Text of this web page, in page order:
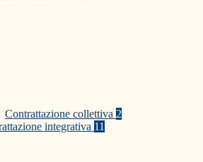
Contrattazione collettiva 2
integrativa 11